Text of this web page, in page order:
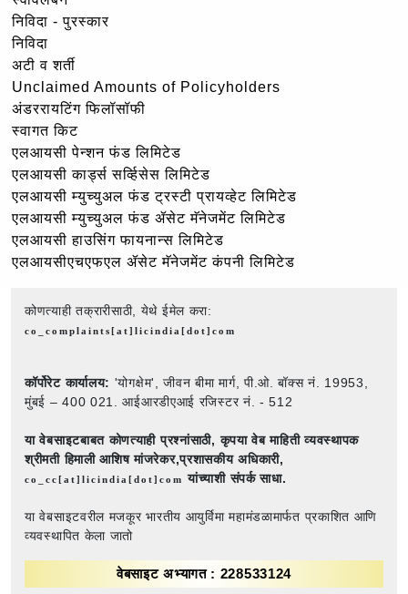
निविदा - पुरस्कार
निविदा
अटी व शर्ती
Unclaimed Amounts of Policyholders
अंडररायटिंग फिलॉसॉफी
स्वागत किट
एलआयसी पेन्शन फंड लिमिटेड
एलआयसी कार्ड्स सर्व्हिसेस लिमिटेड
एलआयसी म्युच्युअल फंड ट्रस्टी प्रायव्हेट लिमिटेड
एलआयसी म्युच्युअल फंड ॲसेट मॅनेजमेंट लिमिटेड
एलआयसी हाउसिंग फायनान्स लिमिटेड
एलआयसीएचएफएल ॲसेट मॅनेजमेंट कंपनी लिमिटेड
कोणत्याही तक्रारीसाठी, येथे ईमेल करा:
co_complaints[at]licindia[dot]com
कॉर्पोरेट कार्यालय: 'योगक्षेम', जीवन बीमा मार्ग, पी.ओ. बॉक्स नं. 19953,
मुंबई – 400 021. आईआरडीएआई रजिस्टर नं. - 512
या वेबसाइटबाबत कोणत्याही प्रश्नांसाठी, कृपया वेब माहिती व्यवस्थापक
श्रीमती हिमाली आशिष मांजरेकर,प्रशासकीय अधिकारी,
co_cc[at]licindia[dot]comयांच्याशी संपर्क साधा.
या वेबसाइटवरील मजकूर भारतीय आयुर्विमा महामंडळामार्फत प्रकाशित आणि
व्यवस्थापित केला जातो
वेबसाइट अभ्यागत : 228533124